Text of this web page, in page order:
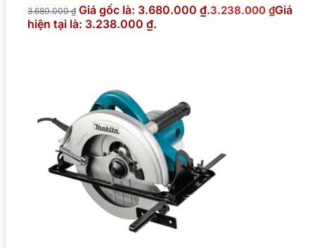
3.680.000₫ Giá gốc là: 3.680.000 ₫.3.238.000 ₫Giá
hiện tại là: 3.238.000 ₫.